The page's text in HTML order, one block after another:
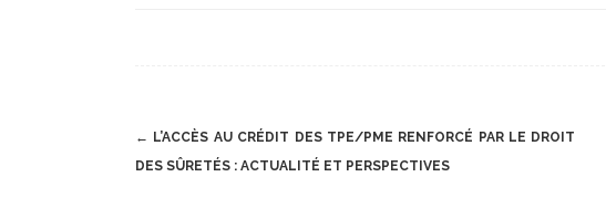
Post
navigation
← L’ACCÈS AU CRÉDIT DES TPE/PME RENFORCÉ PAR LE DROIT
DES SÛRETÉS : ACTUALITÉ ET PERSPECTIVES